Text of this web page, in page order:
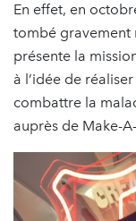
En effet, en
tombé gravement
présente la
à l’idée de
combattre la
auprès de Make-